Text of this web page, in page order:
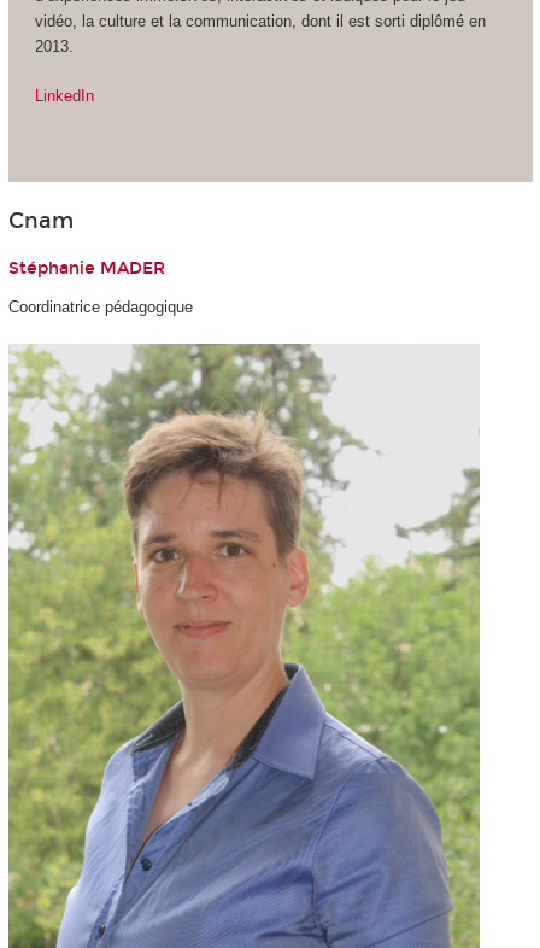
vidéo, la culture et la communication, dont il est sorti diplômé en
2013.
LinkedIn
Cnam
Stéphanie MADER
Coordinatrice pédagogique